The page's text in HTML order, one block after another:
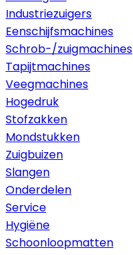
Industriezuigers
Eenschijfsmachines
Schrob-/zuigmachines
Tapijtmachines
Veegmachines
Hogedruk
Stofzakken
Mondstukken
Zuigbuizen
Slangen
Onderdelen
Service
Hygiëne
Schoonloopmatten